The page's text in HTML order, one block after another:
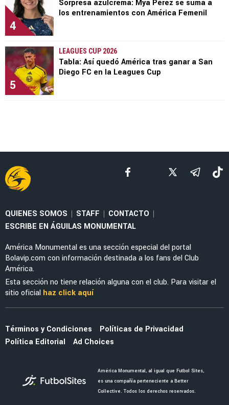
4
Sorpresa azulcrema: Mya Pérez se suma a
los entrenamientos con América Femenil
5
LEAGUES CUP 2026
Tabla: Así quedó América tras ganar a San
Diego FC en la Leagues Cup
QUIENES SOMOS | STAFF | CONTACTO |
ESCRIBE EN ÁGUILAS MONUMENTAL
América Monumental es una sección especial del portal
Bolavip.com con información destinada a los fans del Club
América.
Esta sección no tiene relación alguna con el club. Para visitar el
sitio oficial haz click aquí
Términos y Condiciones
Políticas de Privacidad
Política Editorial
Ad Choices
América Monumental, al igual que Futbol Sites,
es una compañía perteneciente a Better
Collective. Todos los derechos reservados.